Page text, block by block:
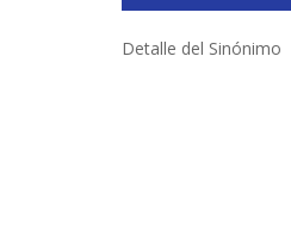
Detalle del Sinónimo